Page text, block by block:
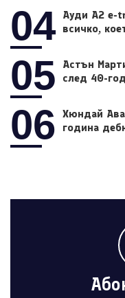
04 Ауди A2 e-
всичко,
05
Астън
след 40-
06
Хюндай
година